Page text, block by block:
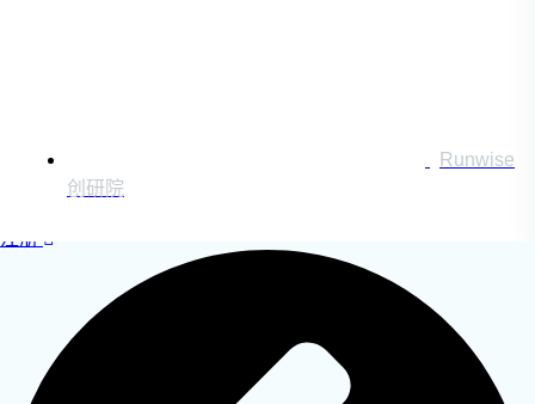
搜索：
注册
Runwise
创研院